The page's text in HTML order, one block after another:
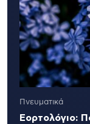
Πνευματικά
Εορτολόγιο: